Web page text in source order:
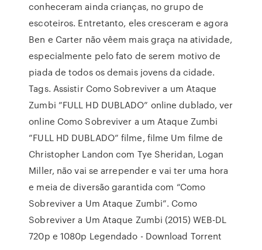
conheceram ainda crianças, no grupo de
escoteiros. Entretanto, eles cresceram e agora
Ben e Carter não vêem mais graça na atividade,
especialmente pelo fato de serem motivo de
piada de todos os demais jovens da cidade.
Tags. Assistir Como Sobreviver a um Ataque
Zumbi ”FULL HD DUBLADO” online dublado, ver
online Como Sobreviver a um Ataque Zumbi
”FULL HD DUBLADO” filme, filme Um filme de
Christopher Landon com Tye Sheridan, Logan
Miller, não vai se arrepender e vai ter uma hora
e meia de diversão garantida com “Como
Sobreviver a Um Ataque Zumbi”. Como
Sobreviver a Um Ataque Zumbi (2015) WEB-DL
720p e 1080p Legendado - Download Torrent